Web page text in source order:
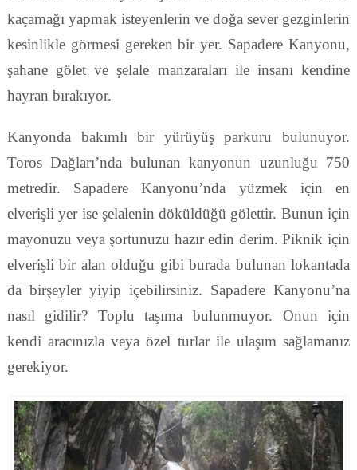
kaçamağı yapmak isteyenlerin ve doğa sever gezginlerin
kesinlikle görmesi gereken bir yer. Sapadere Kanyonu,
şahane gölet ve şelale manzaraları ile insanı kendine
hayran bırakıyor.
Kanyonda bakımlı bir yürüyüş parkuru bulunuyor.
Toros Dağları’nda bulunan kanyonun uzunluğu 750
metredir. Sapadere Kanyonu’nda yüzmek için en
elverişli yer ise şelalenin döküldüğü gölettir. Bunun için
mayonuzu veya şortunuzu hazır edin derim. Piknik için
elverişli bir alan olduğu gibi burada bulunan lokantada
da birşeyler yiyip içebilirsiniz. Sapadere Kanyonu’na
nasıl gidilir? Toplu taşıma bulunmuyor. Onun için
kendi aracınızla veya özel turlar ile ulaşım sağlamanız
gerekiyor.